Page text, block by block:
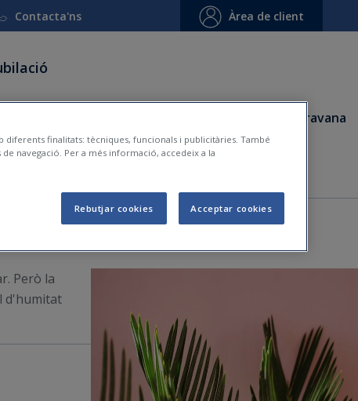
Contacta'ns Àrea de client
Autocaravana
Però la
d'humitat
finalitats: tècniques, funcionals i publicitàries. També
navegació. Per a més informació, accedeix a la
Rebutjar cookies Acceptar cookies